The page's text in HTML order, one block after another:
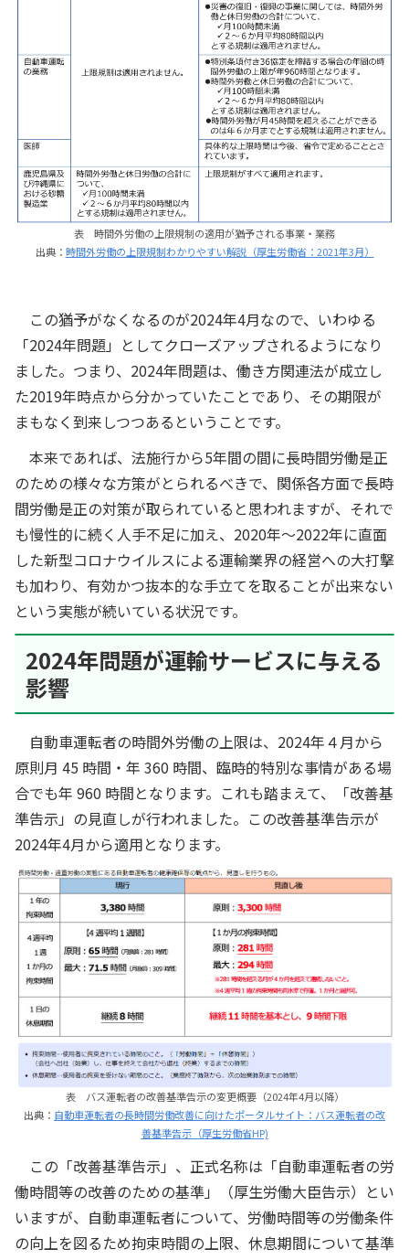
表 時間外労働の上限規制の適用が猶予される事業・業務
出典： 時間外労働の上限規制わかりやすい解説（厚生労働省：2021年3月）
この猶予がなくなるのが2024年4月なので、いわゆる
「2024年問題」としてクローズアップされるようになり
ました。つまり、2024年問題は、働き方関連法が成立し
た2019年時点から分かっていたことであり、その期限が
まもなく到来しつつあるということです。
本来であれば、法施行から5年間の間に長時間労働是正
のための様々な方策がとられるべきで、関係各方面で長時
間労働是正の対策が取られていると思われますが、それで
も慢性的に続く人手不足に加え、2020年～2022年に直面
した新型コロナウイルスによる運輸業界の経営への大打撃
も加わり、有効かつ抜本的な手立てを取ることが出来ない
という実態が続いている状況です。
2024年問題が運輸サービスに与える
影響
自動車運転者の時間外労働の上限は、2024年４月から
原則月 45 時間・年 360 時間、臨時的特別な事情がある場
合でも年 960 時間となります。これも踏まえて、「改善基
準告示」の見直しが行われました。この改善基準告示が
2024年4月から適用となります。
表 バス運転者の改善基準告示の変更概要（2024年4月以降）
出典： 自動車運転者の長時間労働改善に向けたポータルサイト：バス運転者の改
善基準告示（厚生労働省HP)
この「改善基準告示」、正式名称は「自動車運転者の労
働時間等の改善のための基準」（厚生労働大臣告示）とい
いますが、自動車運転者について、労働時間等の労働条件
の向上を図るため拘束時間の上限、休息期間について基準